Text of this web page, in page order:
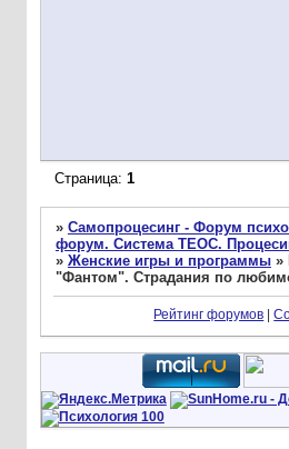
Страница: 1
» Самопроцесинг - Форум
форум. Система ТЕОС.
» Женские игры и программы »
"Фантом". Страдания по
Рейтинг форумов |